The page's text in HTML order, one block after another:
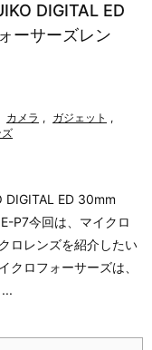
DIGITAL ED
ーサーズレン
カメラ , ガジェット ,
ズ
DIGITAL ED 30mm
P7今回は、マイクロ
ロレンズを紹介したい
クロフォーサーズは、